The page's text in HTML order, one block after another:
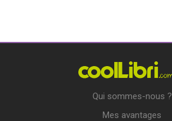
Qui sommes-nous ?
Mes avantages